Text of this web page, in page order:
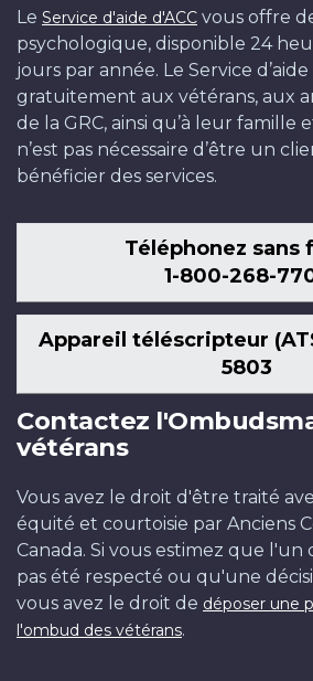
Le Service d'aide d'ACC vous offre
psychologique, disponible 24
jours par année. Le Service d’aide
gratuitement aux vétérans, aux
de la GRC, ainsi qu’à leur famille
n’est pas nécessaire d’être un
bénéficier des services.
Téléphonez sans
1-800-268-
Appareil téléscripteur
5803
Contactez
vétérans
Vous avez le droit d'être traité
équité et courtoisie par Anciens
Canada. Si vous estimez que l'un
pas été respecté ou qu'une
vous avez le droit de déposer une
l'ombud des vétérans.